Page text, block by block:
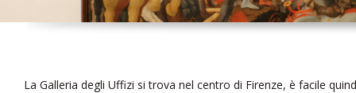
La Galleria degli Uffizi si trova nel centro di Firenze, è facile